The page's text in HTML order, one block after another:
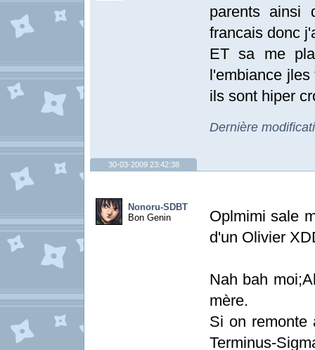
parents ainsi
francais donc
ET sa me
l'embiance
ils sont hiper
Dernière
30-03-2009 23:42:38
Nonoru-SDBT
Bon Genin
Oplmimi sale
d'un Olivier
Nah bah
mère.
Si on remonte
Terminus-